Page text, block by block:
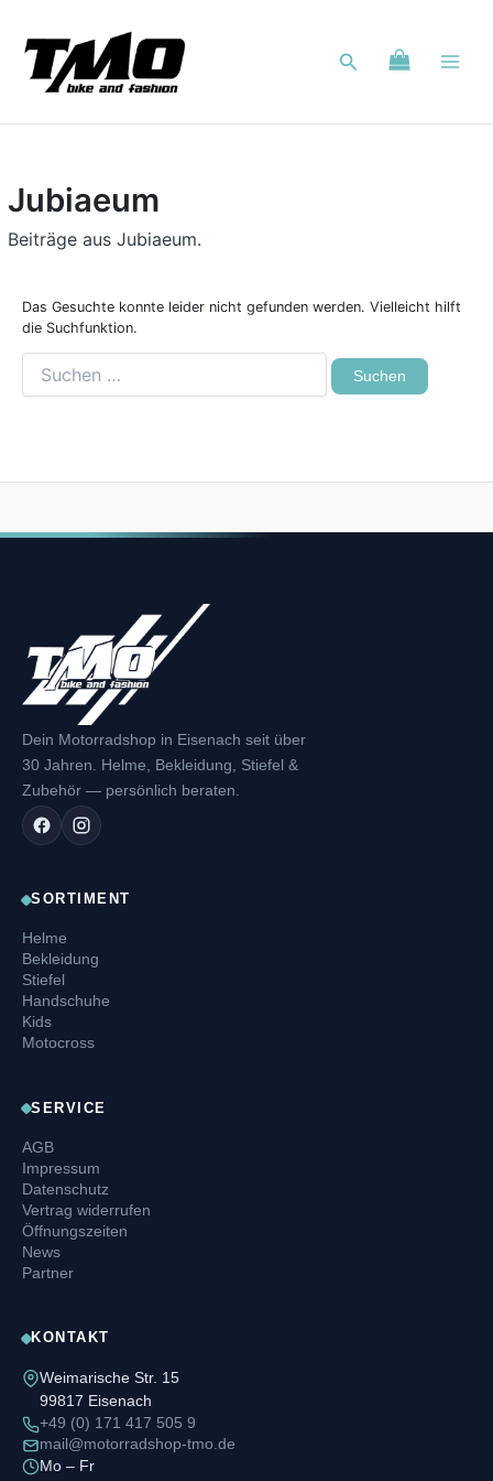
springen
Suchen
Jubiaeum
Beiträge aus Jubiaeum.
Das Gesuchte konnte leider nicht gefunden werden. Vielleicht hilft
die Suchfunktion.
Dein Motorradshop in Eisenach seit über
30 Jahren. Helme, Bekleidung, Stiefel &
Zubehör — persönlich beraten.
SORTIMENT
Helme
Bekleidung
Stiefel
Handschuhe
Kids
Motocross
SERVICE
AGB
Impressum
Datenschutz
Vertrag widerrufen
Öffnungszeiten
News
Partner
KONTAKT
Weimarische Str. 15
99817 Eisenach
+49 (0) 171 417 505 9
mail@motorradshop-tmo.de
Mo – Fr